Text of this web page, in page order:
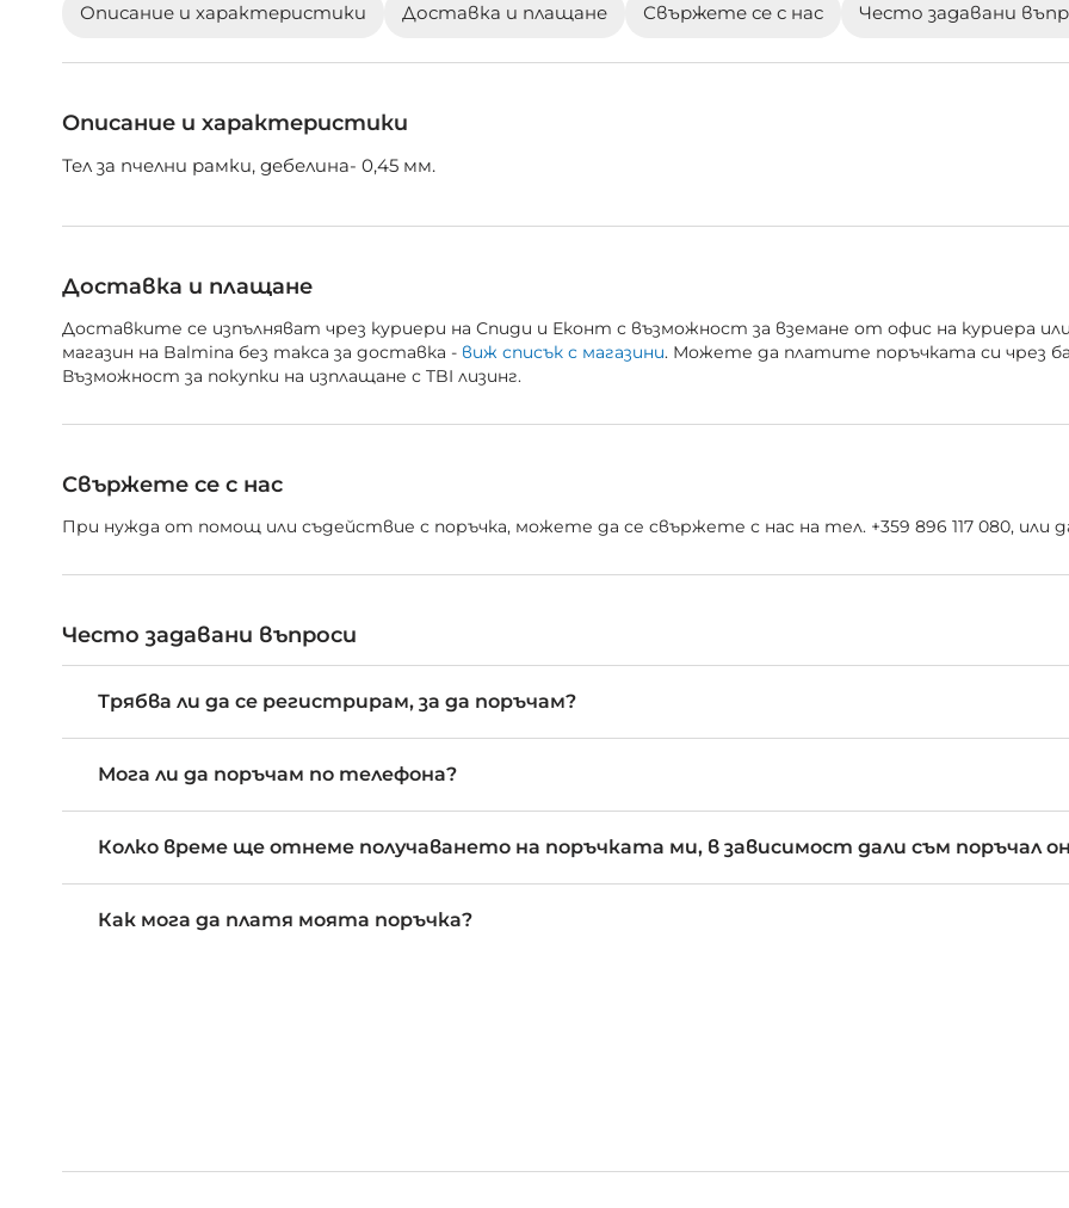
галерия
снимки
Описание и характеристики Доставка и плащане Свържете се с нас Често задавани
Описание и характеристики
Тел за пчелни рамки, дебелина- 0,45 мм.
Доставка и плащане
Доставките се изпълняват чрез куриери на Спиди и Еконт с възможност за вземане от офис на куриера
магазин на Balmina без такса за доставка - виж списък с магазини. Можете да платите поръчката си чрез
Възможност за покупки на изплащане с TBI лизинг.
Свържете се с нас
При нужда от помощ или съдействие с поръчка, можете да се свържете с нас на тел. +359 896 117 080, или
Често задавани въпроси
Трябва ли да се регистрирам, за да поръчам?
Мога ли да поръчам по телефона?
Колко време ще отнеме получаването на поръчката ми, в зависимост дали съм поръчал
Как мога да платя моята поръчка?